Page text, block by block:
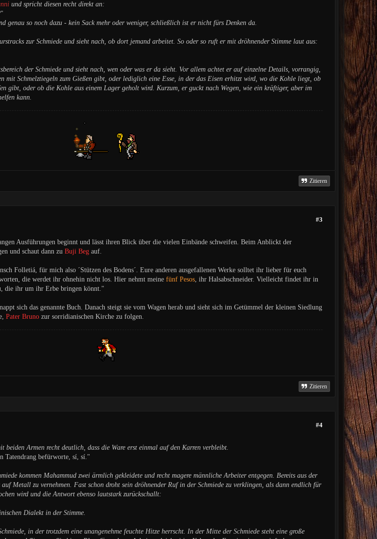
und spricht diesen recht direkt an:
genau so noch dazu - kein Sack mehr oder weniger, schließlich ist er nicht fürs Denken da.
zur Schmiede und sieht nach, ob dort jemand arbeitet. So oder so ruft er mit dröhnender Stimme laut aus:
der Schmiede und sieht nach, wen oder was er da sieht. Vor allem achtet er auf einzelne Details, vorrangig,
mit Schmelztiegeln zum Gießen gibt, oder lediglich eine Esse, in der das Eisen erhitzt wird, wo die Kohle liegt, ob
gibt, oder ob die Kohle aus einem Lager geholt wird. Kurzum, er guckt nach Wegen, wie ein kräftiger, aber im
kann.
Zitieren
#3
Ausführungen beginnt und lässt ihren Blick über die vielen Einbände schweifen. Beim Anblickt der
und schaut dann zu Buji Begauf.
Folletiá, für mich also ´Stützen des Bodens´. Eure anderen ausgefallenen Werke solltet ihr lieber für euch
die werdet ihr ohnehin nicht los. Hier nehmt meine fünf Pesos, ihr Halsabschneider. Vielleicht findet ihr in
die ihr um ihr Erbe bringen könnt."
sich das genannte Buch. Danach steigt sie vom Wagen herab und sieht sich im Getümmel der kleinen Siedlung
Pater Brunozur sorridianischen Kirche zu folgen.
Zitieren
#4
beiden Armen recht deutlich, dass die Ware erst einmal auf den Karren verbleibt.
Tatendrang befürworte, sí, sí."
kommen Mahammud zwei ärmlich gekleidete und recht magere männliche Arbeiter entgegen. Bereits aus der
Metall zu vernehmen. Fast schon droht sein dröhnender Ruf in der Schmiede zu verklingen, als dann endlich für
wird und die Antwort ebenso lautstark zurückschallt:
Dialekt in der Stimme.
in der trotzdem eine unangenehme feuchte Hitze herrscht. In der Mitte der Schmiede steht eine große